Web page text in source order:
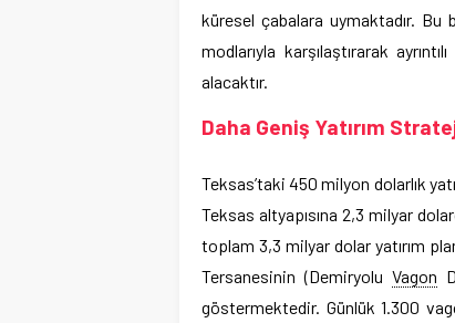
küresel çabalara uymaktadır. Bu
modlarıyla karşılaştırarak
alacaktır.
Daha Geniş Yatırım
Teksas’taki 450 milyon dolarlık
Teksas altyapısına 2,3 milyar
toplam 3,3 milyar dolar yatırım
Tersanesinin (DemiryoluVagon
göstermektedir. Günlük 1.300